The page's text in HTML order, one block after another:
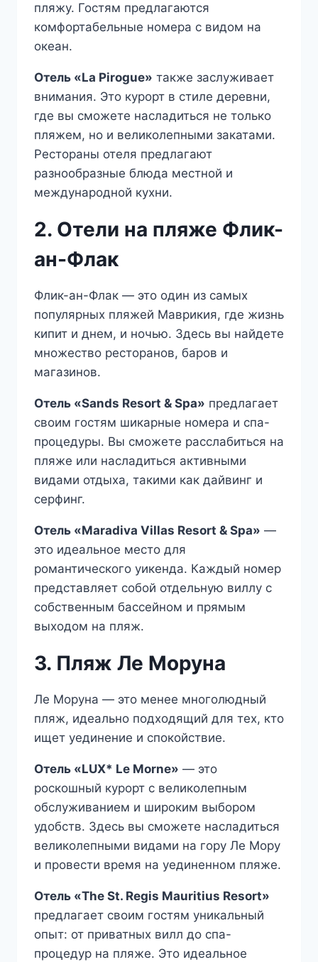
пляжу. Гостям предлагаются
комфортабельные номера с видом на
океан.
Отель «La Pirogue» также заслуживает
внимания. Это курорт в стиле деревни,
где вы сможете насладиться не только
пляжем, но и великолепными закатами.
Рестораны отеля предлагают
разнообразные блюда местной и
международной кухни.
2. Отели на пляже Флик-
ан-Флак
Флик-ан-Флак — это один из самых
популярных пляжей Маврикия, где жизнь
кипит и днем, и ночью. Здесь вы найдете
множество ресторанов, баров и
магазинов.
Отель «Sands Resort & Spa» предлагает
своим гостям шикарные номера и спа-
процедуры. Вы сможете расслабиться на
пляже или насладиться активными
видами отдыха, такими как дайвинг и
серфинг.
Отель «Maradiva Villas Resort & Spa» —
это идеальное место для
романтического уикенда. Каждый номер
представляет собой отдельную виллу с
собственным бассейном и прямым
выходом на пляж.
3. Пляж Ле Моруна
Ле Моруна — это менее многолюдный
пляж, идеально подходящий для тех, кто
ищет уединение и спокойствие.
Отель «LUX* Le Morne» — это
роскошный курорт с великолепным
обслуживанием и широким выбором
удобств. Здесь вы сможете насладиться
великолепными видами на гору Ле Мору
и провести время на уединенном пляже.
Отель «The St. Regis Mauritius Resort»
предлагает своим гостям уникальный
опыт: от приватных вилл до спа-
процедур на пляже. Это идеальное